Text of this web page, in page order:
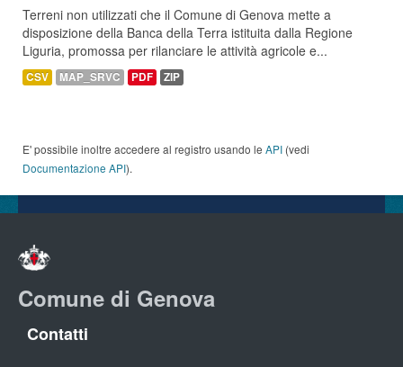
Terreni non utilizzati che il Comune di Genova mette a
disposizione della Banca della Terra istituita dalla Regione
Liguria, promossa per rilanciare le attività agricole e...
CSV MAP_SRVC PDF ZIP
E' possibile inoltre accedere al registro usando le API (vedi
Documentazione API).
Comune di Genova
Contatti